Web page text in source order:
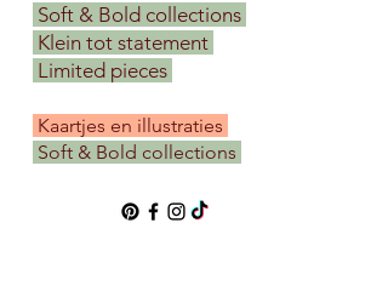
Soft & Bold collections
Klein tot statement
Limited pieces
​ Kaartjes en illustraties
Soft & Bold collections